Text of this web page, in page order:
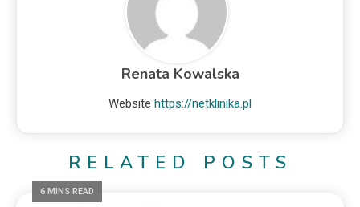
Renata Kowalska
Website https://netklinika.pl
RELATED POSTS
6 MINS READ